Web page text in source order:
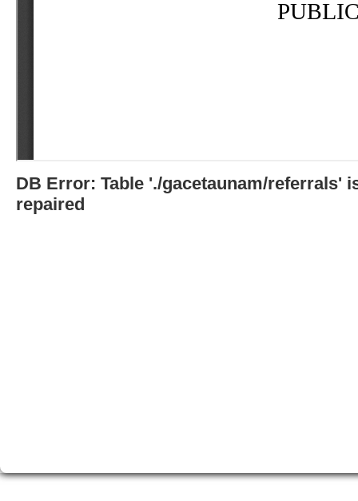
DB Error: Table './gacetaunam/referrals'
repaired